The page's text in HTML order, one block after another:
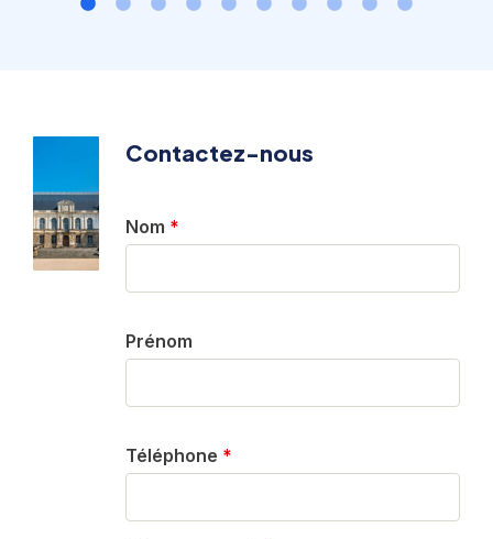
Contactez-nous
Nom *
Prénom
Téléphone *